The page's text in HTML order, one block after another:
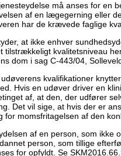
må anses for en
af en lægegerning eller
har de krævede faglige
at ikke enhver
tilstrækkeligt kvalitetsniveau
dom i sag C-443/04,
kvalifikationer
Hvis en udøver driver en
af, at den, der udfører
Det vil sige, at hvis der er
for momsfritagelsen af den
af en person, som ikke
person, som tillige
for opfyldt. Se